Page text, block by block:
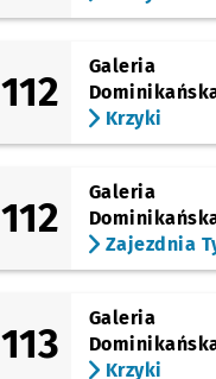
Rynek
(Podwale)
Pl. Jana Pawła II
Pl. Solidarności
(Legnicka)
Młodych Techników
Akademia Sztuk
(Legnicka)
Pl. Strzegomski
112
Galeria
Krzyki
112
Galeria
Zajezdnia
113
Galeria
Krzyki